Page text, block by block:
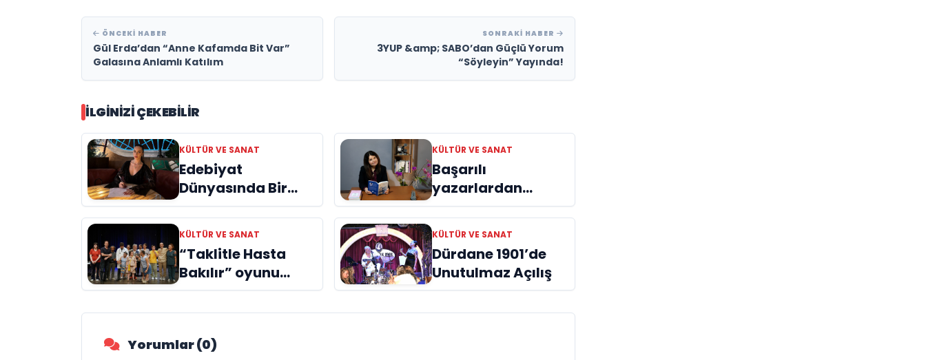
ÖNCEKI HABER
Gül Erda’dan “Anne Kafamda Bit Var”
Galasına Anlamlı Katılım
SONRAKI HABER
3YUP &amp; SABO’dan Güçlü Yorum
“Söyleyin” Yayında!
İLGINIZI ÇEKEBILIR
KÜLTÜR VE SANAT
Edebiyat
Dünyasında Bir
Genç Deha
Doğuyor: Dilruba
Engin ve Zift Karası
Evreni ‘AVENOİR’
KÜLTÜR VE SANAT
Başarılı
yazarlardan
Azime Savaş’tan
başucu kitabı
“Emanet”
raflardaki yerini
aldı
KÜLTÜR VE SANAT
“Taklitle Hasta
Bakılır” oyunu
engelleri sanatla
aştı
KÜLTÜR VE SANAT
Dürdane 1901’de
Unutulmaz Açılış
Yorumlar (0)